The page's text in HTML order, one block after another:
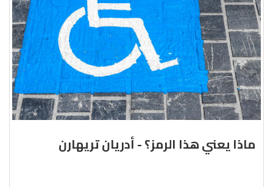
ماذا يعني هذا الرمز؟ - أدريان تريهارن